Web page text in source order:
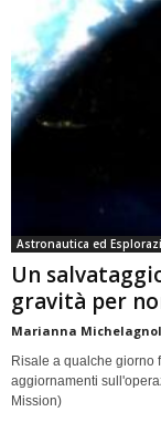
Astronautica ed
Un
gravità per
Marianna
Risale a qualche giorno
aggiornamenti
Mission)